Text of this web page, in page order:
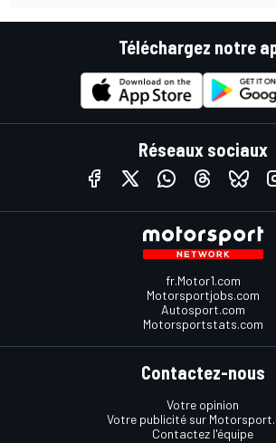
Téléchargez notre
Réseaux sociaux
fr.Motor1.com
Motorsportjobs.com
Autosport.com
Motorsportstats.com
Contactez-nous
Votre opinion
Votre publicité sur
Contactez l'équipe